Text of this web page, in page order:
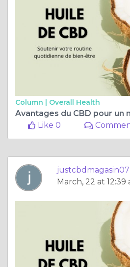
Column | Overall Health
Like 0
justcbdmagasin07
March, 22 at 12:39